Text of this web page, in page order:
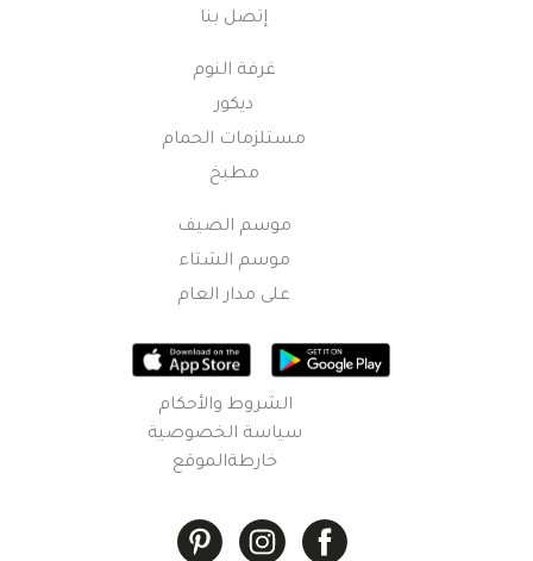
إتصل بنا
غرفة النوم
ديكور
مستلزمات الحمام
مطبخ
موسم الصيف
موسم الشتاء
على مدار العام
الشروط والأحكام
سياسة الخصوصية
خارطةالموقع